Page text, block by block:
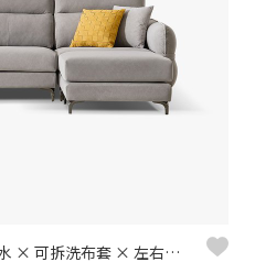
貝蒂L型貓抓布沙發｜耐磨防潑水 × 可拆洗布套 × 左右移動腳椅 – 擇木深耕